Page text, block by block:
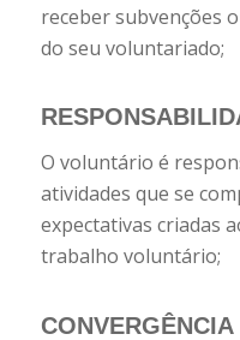
receber subvenções
do seu voluntariado;
O voluntário é
atividades que se
expectativas criadas
trabalho voluntário;
CONVERGÊNCIA